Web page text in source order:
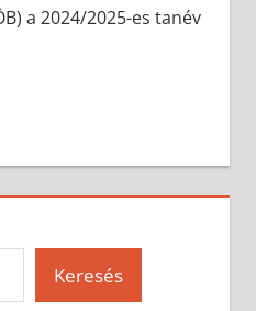
a 2024/2025-es tanév
Keresés